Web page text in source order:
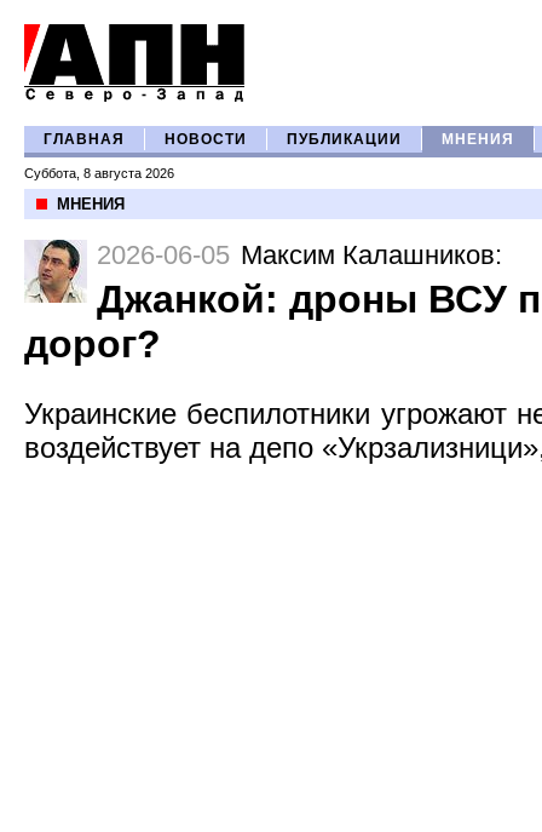
ГЛАВНАЯ НОВОСТИ ПУБЛИКАЦИИ МНЕНИЯ
Суббота, 8 августа 2026
МНЕНИЯ
2026-06-05 Максим Калашников:
Джанкой: дроны ВСУ
дорог?
Украинские беспилотники угрожают
воздействует на депо